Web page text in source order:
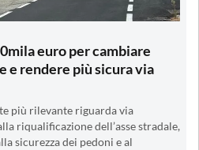
euro per cambiare
e rendere più sicura via
più rilevante riguarda via
riqualificazione dell’asse stradale,
sicurezza dei pedoni e al